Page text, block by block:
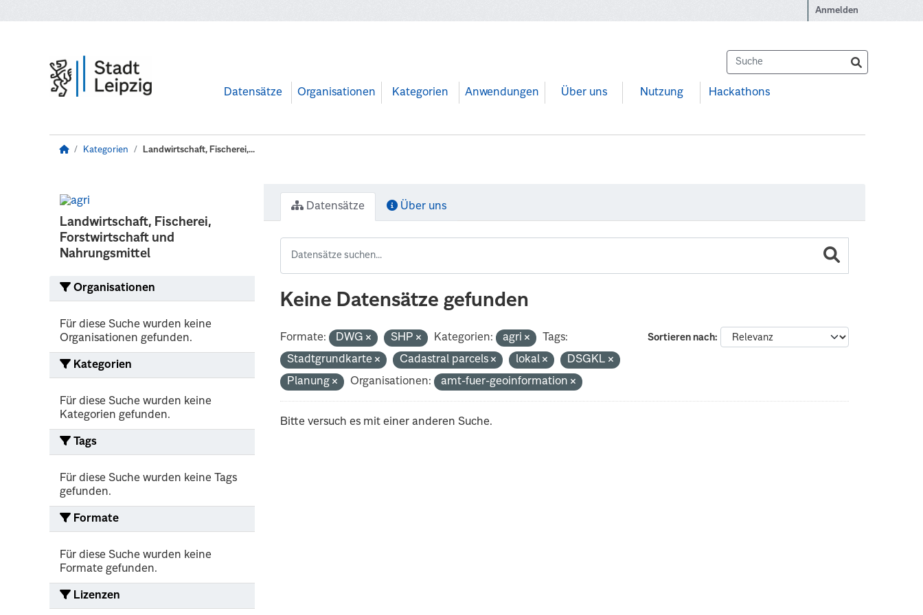
Anmelden
Datensätze Organisationen Kategorien Anwendungen Über uns Nutzung Hackathons
Kategorien Landwirtschaft, Fischerei,...
Landwirtschaft, Fischerei,
Forstwirtschaft und
Nahrungsmittel
Organisationen
Für diese Suche wurden keine
Organisationen gefunden.
Kategorien
Für diese Suche wurden keine
Kategorien gefunden.
Tags
Für diese Suche wurden keine Tags
gefunden.
Formate
Für diese Suche wurden keine
Formate gefunden.
Lizenzen
Datensätze Über uns
Keine Datensätze gefunden
Sortieren nach
Formate: DWG SHP Kategorien: agri
Tags:
Stadtgrundkarte
Cadastral parcels lokal
DSGKL
Planung
Organisationen: amt-fuer-geoinformation
Bitte versuch es mit einer anderen Suche.